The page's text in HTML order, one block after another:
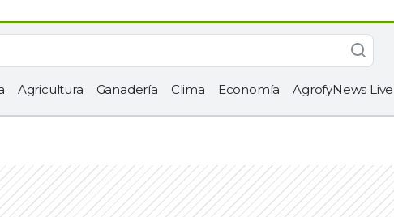
Agricultura Ganadería Clima Economía AgrofyNews Live